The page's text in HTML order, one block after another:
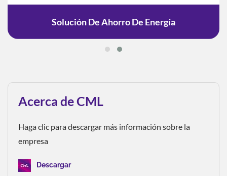
Solución De Ahorro De Energía
Acerca de CML
Haga clic para descargar más información sobre la
empresa
Descargar